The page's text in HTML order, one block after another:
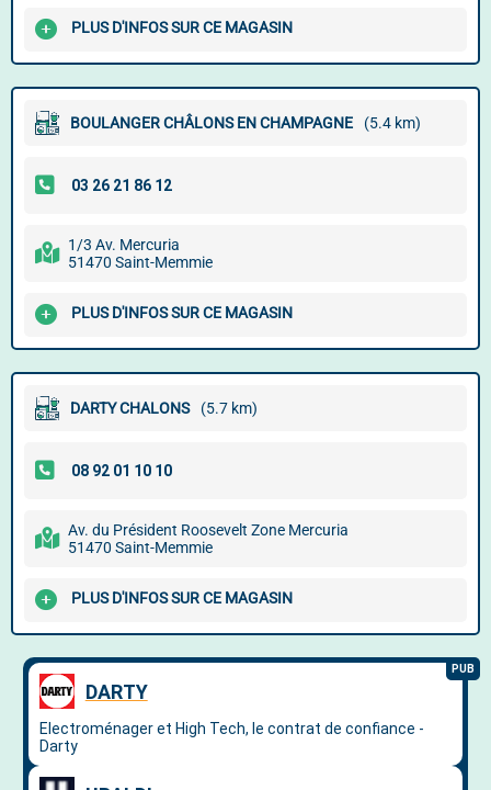
PLUS D'INFOS SUR CE MAGASIN
BOULANGER CHÂLONS EN CHAMPAGNE (5.4 km)
1/3 Av. Mercuria
51470 Saint-Memmie
PLUS D'INFOS SUR CE MAGASIN
DARTY CHALONS (5.7 km)
Av. du Président Roosevelt Zone Mercuria
51470 Saint-Memmie
PLUS D'INFOS SUR CE MAGASIN